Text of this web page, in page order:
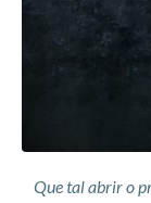
Que tal abrir o